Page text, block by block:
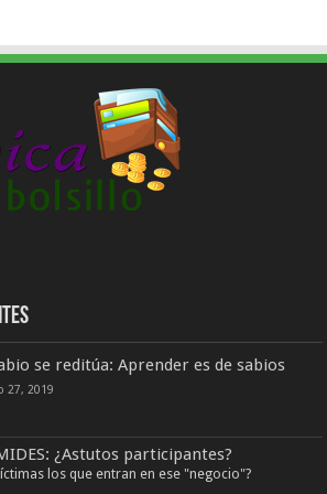
se reditúa: Aprender es de sabios
27, 2019
¿Astutos participantes?
los que entran en ese "negocio"?